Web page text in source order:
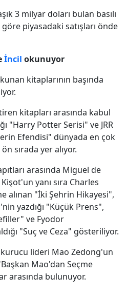
3 milyar doları bulan basılı
piyasadaki satışları önde
İncil okunuyor
kitaplarının başında
kitapları arasında kabul
"Harry Potter Serisi" ve JRR
Efendisi" dünyada en çok
sırada yer alıyor.
arasında Miguel de
yanı sıra Charles
alınan "İki Şehrin Hikayesi",
yazdığı "Küçük Prens",
ve Fyodor
"Suç ve Ceza" gösteriliyor.
lideri Mao Zedong'un
Mao'dan Seçme
arasında bulunuyor.